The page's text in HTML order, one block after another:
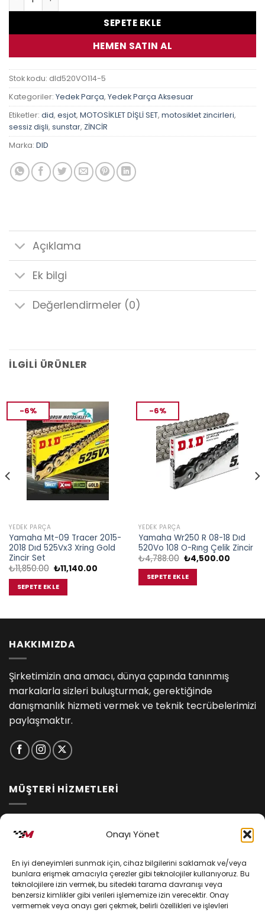
Onayı Yönet
En iyi deneyimleri sunmak için, cihaz bilgilerini saklamak ve/veya
bunlara erişmek amacıyla çerezler gibi teknolojiler kullanıyoruz. Bu
teknolojilere izin vermek, bu sitedeki tarama davranışı veya
benzersiz kimlikler gibi verileri işlememize izin verecektir. Onay
vermemek veya onayı geri çekmek, belirli özellikleri ve işlevleri
SEPETE EKLE
HEMEN SATIN AL
Stok kodu: dId520VO114-5
Kategoriler: Yedek Parça, Yedek Parça Aksesuar
Etiketler: did, esjot, MOTOSİKLET DİŞLİ SET, motosiklet zincirleri,
sessiz dişli, sunstar, ZİNCİR
Marka: DID
Açıklama
Ek bilgi
Değerlendirmeler (0)
İLGILI ÜRÜNLER
-6%
YEDEK PARÇA
Yamaha Mt-09 Tracer 2015-
2018 Dıd 525Vx3 Xring Gold
Zincir Set
₺11,850.00 Orijinal
fiyat:
₺11,850.00.
₺11,140.00Şu
SEPETE EKLE
-6%
YEDEK PARÇA
Yamaha Wr250 R 08-18 Dıd
520Vo 108 O-Rıng Çelik Zincir
₺4,788.00 Orijinal
fiyat:
₺4,788.00.
₺4,500.00Şu
SEPETE EKLE
HAKKIMIZDA
Şirketimizin ana amacı, dünya çapında tanınmış
markalarla sizleri buluşturmak, gerektiğinde
danışmanlık hizmeti vermek ve teknik tecrübelerimizi
paylaşmaktır.
MÜŞTERİ HİZMETLERİ
Kişisel Verilerin Korunması
Mesafeli Satış Sözleşmesi